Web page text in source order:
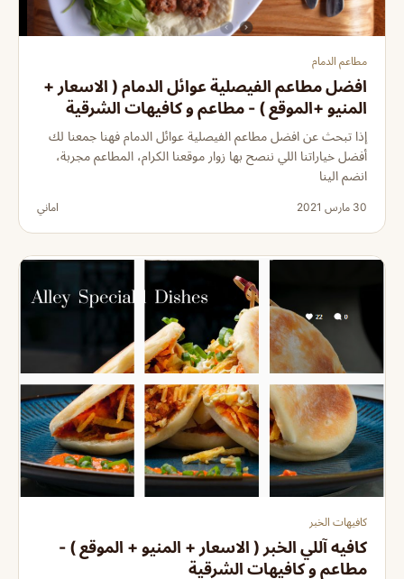
مطاعم الدمام
افضل مطاعم الفيصلية عوائل الدمام ( الاسعار +
المنيو +الموقع ) - مطاعم و كافيهات الشرقية
إذا تبحث عن افضل مطاعم الفيصلية عوائل الدمام فهنا جمعنا لك
أفضل خياراتنا اللي ننصح بها زوار موقعنا الكرام، المطاعم مجربة،
انضم الينا
30 مارس 2021 اماني
كافيهات الخبر
كافيه آللي الخبر ( الاسعار + المنيو + الموقع ) -
مطاعم و كافيهات الشرقية